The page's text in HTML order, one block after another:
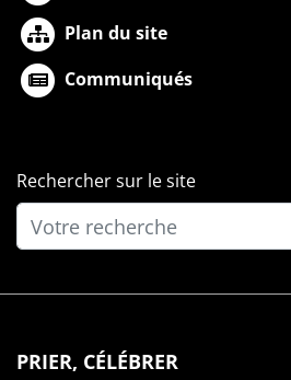
Plan du site
Communiqués
Rechercher sur le site
PRIER, CÉLÉBRER